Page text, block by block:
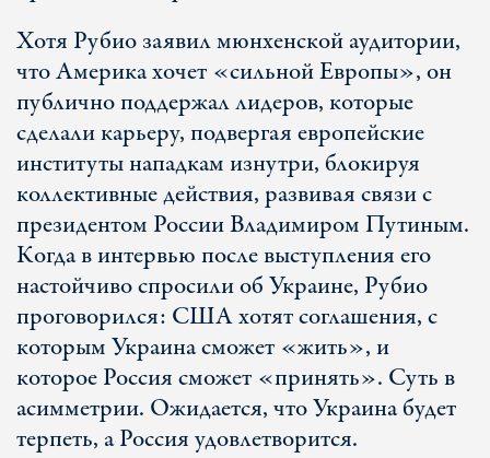
Хотя Рубио заявил мюнхенской аудитории,
что Америка хочет «сильной Европы», он
публично поддержал лидеров, которые
сделали карьеру, подвергая европейские
институты нападкам изнутри, блокируя
коллективные действия, развивая связи с
президентом России Владимиром Путиным.
Когда в интервью после выступления его
настойчиво спросили об Украине, Рубио
проговорился: США хотят соглашения, с
которым Украина сможет «жить», и
которое Россия сможет «принять». Суть в
асимметрии. Ожидается, что Украина будет
терпеть, а Россия удовлетворится.